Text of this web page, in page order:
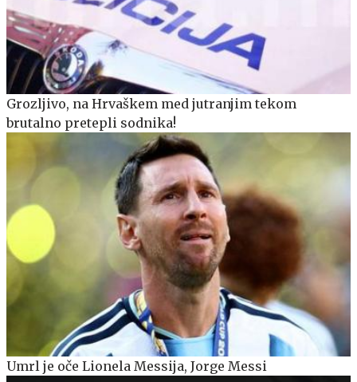
Grozljivo, na Hrvaškem med jutranjim tekom
brutalno pretepli sodnika!
Umrl je oče Lionela Messija, Jorge Messi